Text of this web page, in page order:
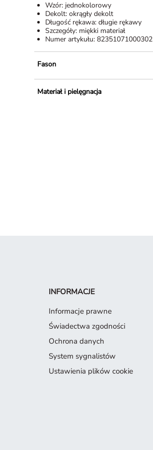
Wzór: jednokolorowy
Dekolt: okrągły dekolt
Długość rękawa: długie rękawy
Szczegóły: miękki materiał
Numer artykułu: 82351071000302
Fason
Materiał i pielęgnacja
INFORMACJE
Informacje prawne
Świadectwa zgodności
Ochrona danych
System sygnalistów
Ustawienia plików cookie